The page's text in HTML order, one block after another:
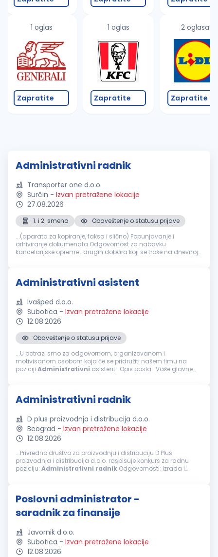
1 oglas
Zapratite
1 oglas
Zapratite
2 oglasa
Zapratite
Administrativni radnik
Transporter one d.o.o.
Surčin - Izvan pretražene lokacije
27.08.2026
1. i 2. smena
Obaveštenje o statusu prijave
...(aparata za kopiranje, faksa i slično) Popunjavanje i
arhiviranje dokumenata Odgovornost za nabavku
kancelarijske opreme i drugih dobara koji se troše na dnevnoj
Administrativni asistent
Ivašped d.o.o.
Subotica - Izvan pretražene lokacije
12.08.2026
Obaveštenje o statusu prijave
...U potrazi smo za odgovornom, organizovanom i
motivisanom osobom koja će se pridružiti našem timu na
poziciji Administrativni asistent. Opis posla: Vaše glavne
Administrativni radnik
D plus proizvodnja i distribucija d.o.o.
Beograd - Izvan pretražene lokacije
12.08.2026
...Privredno društvo za proizvodnju i distribuciju D Plus
proizvodnja i distribucija d.o.o. raspisuje konkurs za radnu
poziciju: Administrativni radnik Odgovornosti: Izrada i
Poslovni administrator -
saradnik za finansije
Javornik d.o.o.
Subotica - Izvan pretražene lokacije
12.08.2026